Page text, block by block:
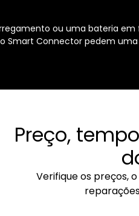
ou uma bateria
Smart Connector pedem
Preço,
Verifique os preços,